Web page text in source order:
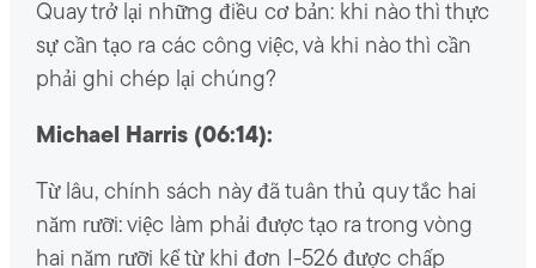
Quay trở lại những điều cơ bản: khi nào thì thực
sự cần tạo ra các công việc, và khi nào thì cần
phải ghi chép lại chúng?
Michael Harris (06:14):
Từ lâu, chính sách này đã tuân thủ quy tắc hai
năm rưỡi: việc làm phải được tạo ra trong vòng
hai năm rưỡi kể từ khi đơn I-526 được chấp